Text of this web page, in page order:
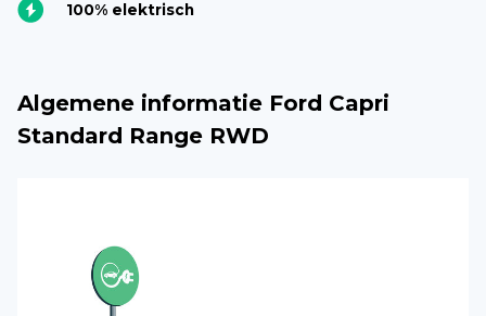
100% elektrisch
Algemene informatie Ford Capri
Standard Range RWD